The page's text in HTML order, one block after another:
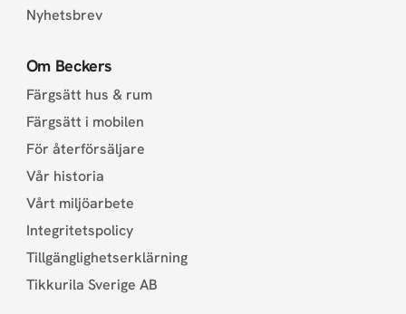
Nyhetsbrev
Om Beckers
Färgsätt hus & rum
Färgsätt i mobilen
För återförsäljare
Vår historia
Vårt miljöarbete
Integritetspolicy
Tillgänglighetserklärning
Tikkurila Sverige AB